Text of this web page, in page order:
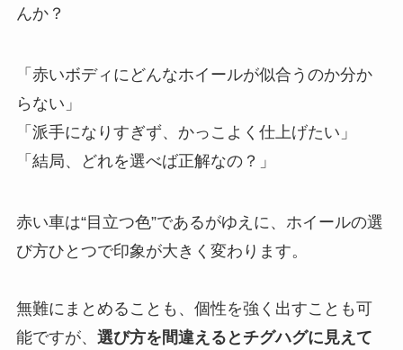
んか？
「赤いボディにどんなホイールが似合うのか分か
らない」
「派手になりすぎず、かっこよく仕上げたい」
「結局、どれを選べば正解なの？」
赤い車は“目立つ色”であるがゆえに、ホイールの選
び方ひとつで印象が大きく変わります。
無難にまとめることも、個性を強く出すことも可
能ですが、 選び方を間違えるとチグハグに見えて